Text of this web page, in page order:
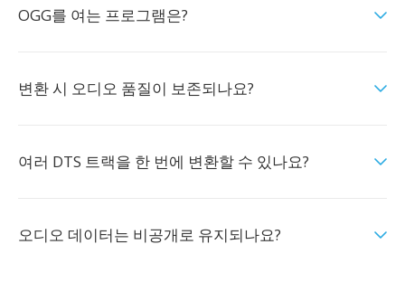
OGG를 여는 프로그램은?
변환 시 오디오 품질이 보존되나요?
여러 DTS 트랙을 한 번에 변환할 수 있나요?
오디오 데이터는 비공개로 유지되나요?